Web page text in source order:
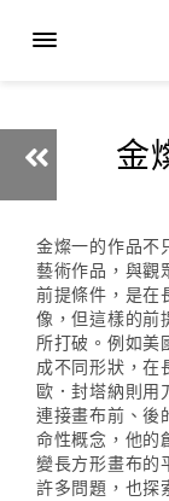
金
金燦一的作品不
藝術作品，與觀
前提條件，是在
像，但這樣的前
所打破。例如美
成不同形狀，在
歐．封塔納則用
連接畫布前、後
命性概念，他的
變長方形畫布的
許多問題，也探